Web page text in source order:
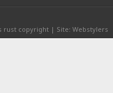
rust copyright | Site: Webstylers